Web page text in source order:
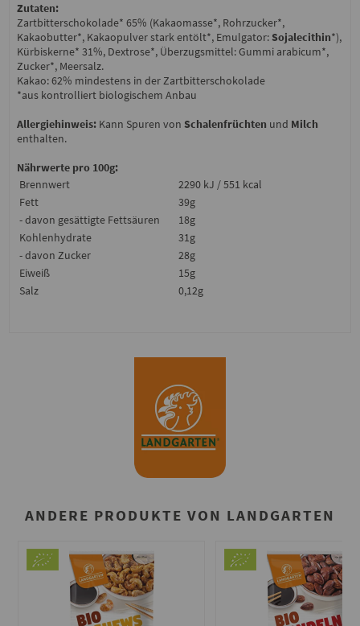
Zutaten:
Zartbitterschokolade* 65% (Kakaomasse*, Rohrzucker*,
Kakaobutter*, Kakaopulver stark entölt*, Emulgator:Sojalecithin*),
Kürbiskerne* 31%, Dextrose*, Überzugsmittel: Gummi arabicum*,
Zucker*, Meersalz.
Kakao: 62% mindestens in der Zartbitterschokolade
*aus kontrolliert biologischem Anbau
Allergiehinweis:Kann Spuren von Schalenfrüchten und Milch
enthalten.
Nährwerte pro 100g:
Brennwert
2290 kJ / 551 kcal
Fett
39g
- davon gesättigte Fettsäuren
18g
Kohlenhydrate
31g
- davon Zucker
28g
Eiweiß
15g
Salz
0,12g
ANDERE PRODUKTE VON LANDGARTEN